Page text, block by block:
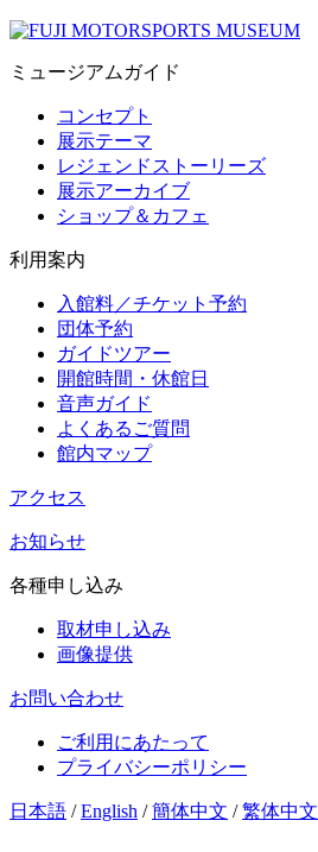
ミュージアムガイド
コンセプト
展示テーマ
レジェンドストーリーズ
展示アーカイブ
ショップ＆カフェ
利用案内
入館料／チケット予約
団体予約
ガイドツアー
開館時間・休館日
音声ガイド
よくあるご質問
館内マップ
アクセス
お知らせ
各種申し込み
取材申し込み
画像提供
お問い合わせ
ご利用にあたって
プライバシーポリシー
日本語 /English /簡体中文 /繁体中文